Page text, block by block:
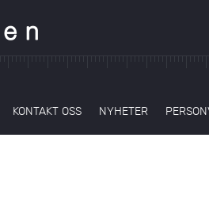
KONTAKT OSS NYHETER